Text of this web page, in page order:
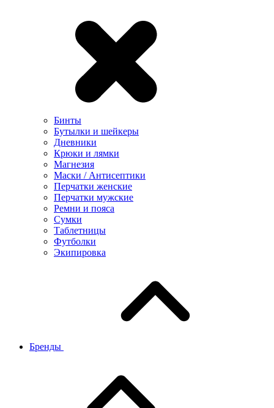
Бинты
Бутылки и шейкеры
Дневники
Крюки и лямки
Магнезия
Маски / Антисептики
Перчатки женские
Перчатки мужские
Ремни и пояса
Сумки
Таблетницы
Футболки
Экипировка
Бренды